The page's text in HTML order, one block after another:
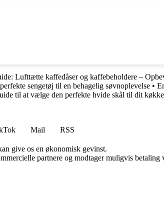
Lufttætte kaffedåser og kaffebeholdere –
sengetøj til en behagelig søvnoplevelse •
til at vælge den perfekte hvide skål til dit
Mail
RSS
give os en økonomisk gevinst.
partnere og modtager muligvis